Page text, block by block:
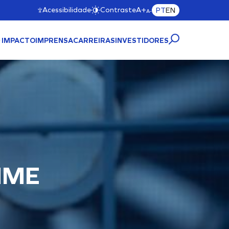
Acessibilidade ContrasteA+A- PTEN
PORTUÁRIA
IMPACTOIMPRENSACARREIRASINVESTIDORES